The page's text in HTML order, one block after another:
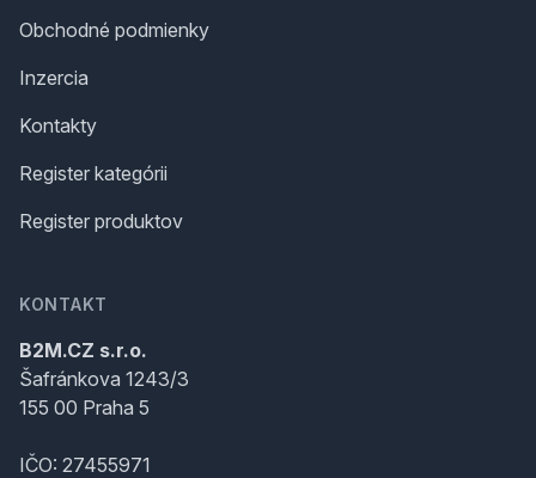
Obchodné podmienky
Inzercia
Kontakty
Register kategórii
Register produktov
KONTAKT
B2M.CZ s.r.o.
Šafránkova 1243/3
155 00 Praha 5
IČO: 27455971